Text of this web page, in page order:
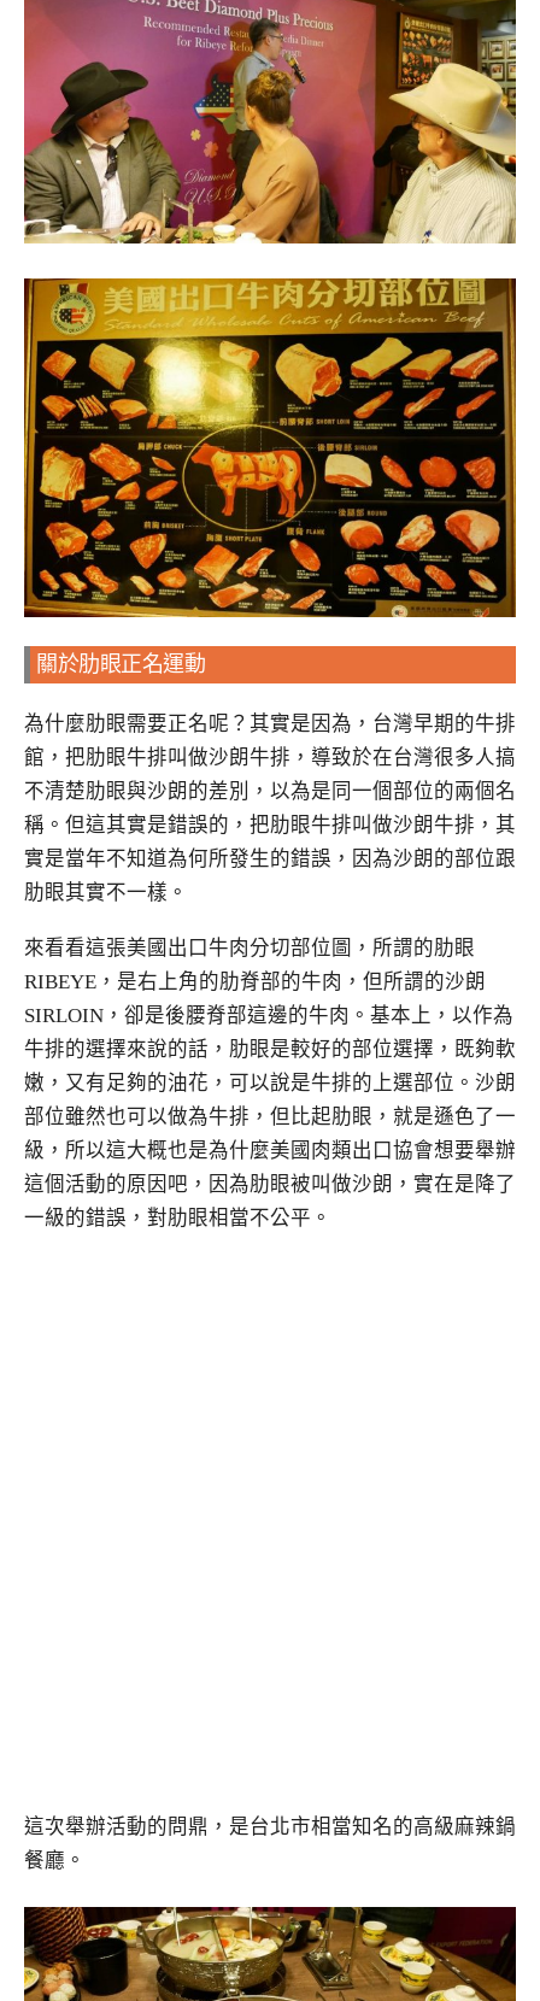
關於肋眼正名運動
為什麼肋眼需要正名呢？其實是因為，台灣早期的牛排
館，把肋眼牛排叫做沙朗牛排，導致於在台灣很多人搞
不清楚肋眼與沙朗的差別，以為是同一個部位的兩個名
稱。但這其實是錯誤的，把肋眼牛排叫做沙朗牛排，其
實是當年不知道為何所發生的錯誤，因為沙朗的部位跟
肋眼其實不一樣。
來看看這張美國出口牛肉分切部位圖，所謂的肋眼
RIBEYE，是右上角的肋脊部的牛肉，但所謂的沙朗
SIRLOIN，卻是後腰脊部這邊的牛肉。基本上，以作為
牛排的選擇來說的話，肋眼是較好的部位選擇，既夠軟
嫩，又有足夠的油花，可以說是牛排的上選部位。沙朗
部位雖然也可以做為牛排，但比起肋眼，就是遜色了一
級，所以這大概也是為什麼美國肉類出口協會想要舉辦
這個活動的原因吧，因為肋眼被叫做沙朗，實在是降了
一級的錯誤，對肋眼相當不公平。
這次舉辦活動的問鼎，是台北市相當知名的高級麻辣鍋
餐廳。